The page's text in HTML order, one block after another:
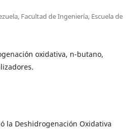
Facultad de Ingeniería, Escuela de
oxidativa, n-butano,
la Deshidrogenación Oxidativa